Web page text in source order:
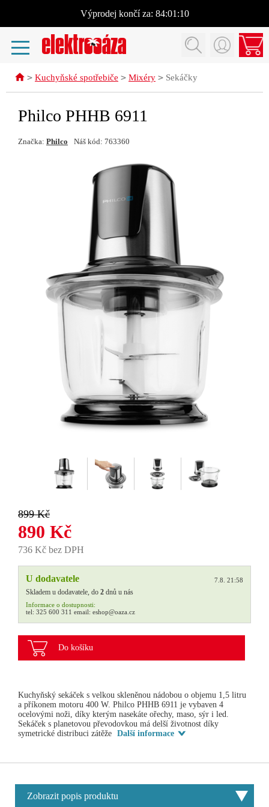
Výprodej končí za: 84:01:10
> Kuchyňské spotřebiče > Mixéry > Sekáčky
Philco PHHB 6911
Značka: Philco Náš kód: 763360
899 Kč
890 Kč
736 Kč bez DPH
U dodavatele 7.8. 21:58
Skladem u dodavatele, do 2 dnů u nás
Informace o dostupnosti:
tel: 325 600 311 email: eshop@oaza.cz
Do košíku
Kuchyňský sekáček s velkou skleněnou nádobou o objemu 1,5 litru
a příkonem motoru 400 W. Philco PHHB 6911 je vybaven 4
ocelovými noži, díky kterým nasekáte ořechy, maso, sýr i led.
Sekáček s planetovou převodovkou má delší životnost díky
symetrické distribuci zátěže Další informace
Zobrazit popis produktu